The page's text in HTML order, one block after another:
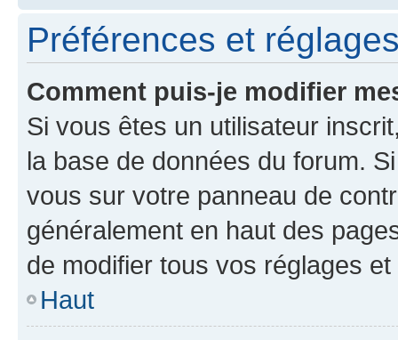
Préférences et
Comment puis-je modifier
Si vous êtes un utilisateur
la base de données du forum.
vous sur votre panneau de
généralement en haut des
de modifier tous vos réglages
Haut